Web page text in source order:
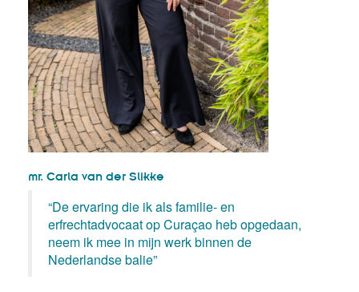
mr. Carla van der Slikke
“De ervaring die ik als familie- en
erfrechtadvocaat op Curaçao heb opgedaan,
neem ik mee in mijn werk binnen de
Nederlandse balie”